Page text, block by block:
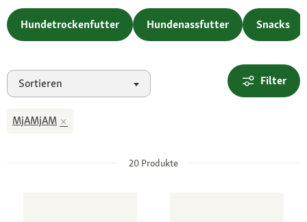
Hundetrockenfutter Hundenassfutter Snacks
Sortieren Filter
MjAMjAM
20 Produkte